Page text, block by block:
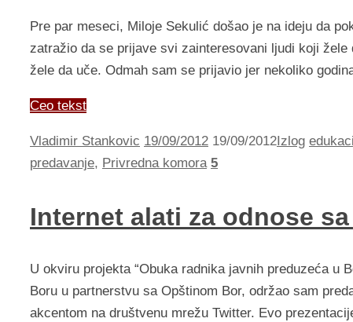
Pre par meseci, Miloje Sekulić došao je na ideju da
zatražio da se prijave svi zainteresovani ljudi koji
žele da uče. Odmah sam se prijavio jer nekoliko
Ceo tekst
Vladimir Stankovic 19/09/2012 19/09/2012Izlog
predavanje, Privredna komora 5
Internet alati za odnose
U okviru projekta “Obuka radnika javnih preduzeća u
Boru u partnerstvu sa Opštinom Bor, održao sam
akcentom na društvenu mrežu Twitter. Evo